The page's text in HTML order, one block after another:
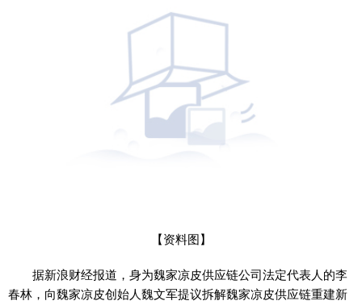
【资料图】
据新浪财经报道，身为魏家凉皮供应链公司法定代表人的李
春林，向魏家凉皮创始人魏文军提议拆解魏家凉皮供应链重建新